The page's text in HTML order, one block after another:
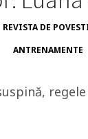
REVISTA DE
ANTRENAMENTE